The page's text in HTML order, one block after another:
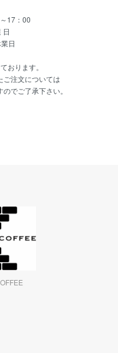
17：00
日
日
おります。
ご注文については
でご了承下さい。